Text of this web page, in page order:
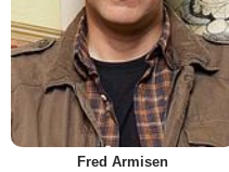
Fred Armisen